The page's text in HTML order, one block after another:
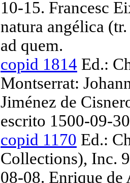
10-15. Francesc
natura angélica
ad quem.
copid 1814 Ed.:
Montserrat:
Jiménez de
escrito 1500-09-
copid 1170 Ed.:
Collections), Inc.
08-08. Enrique de